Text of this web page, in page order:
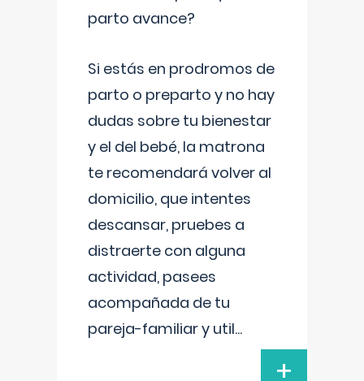
parto avance?
Si estás en prodromos de
parto o preparto y no hay
dudas sobre tu bienestar
y el del bebé, la matrona
te recomendará volver al
domicilio, que intentes
descansar, pruebes a
distraerte con alguna
actividad, pasees
acompañada de tu
pareja-familiar y util...
+